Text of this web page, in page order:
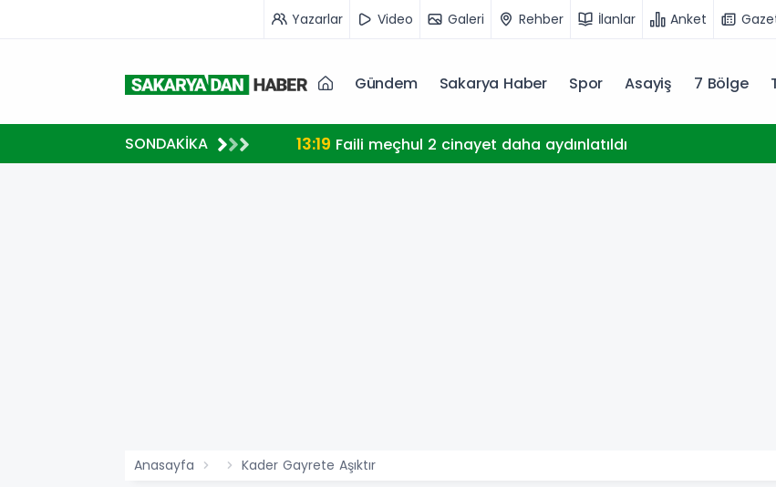
Yazarlar Video Galeri Rehber İlanlar Anket
Gündem Sakarya Haber Spor Asayiş 7 Bölge
SONDAKİKA 13:19 Faili meçhul 2 cinayet daha aydınlatıldı
Anasayfa Kader Gayrete Aşıktır